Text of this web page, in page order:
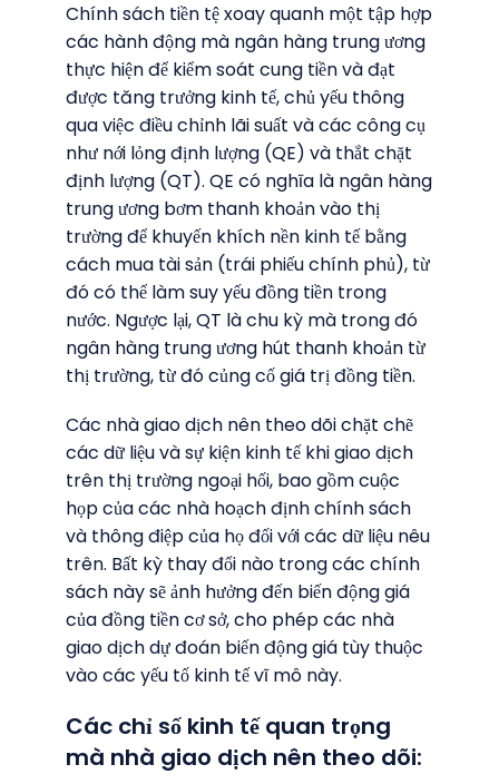
Chính sách tiền tệ xoay quanh một tập hợp
các hành động mà ngân hàng trung ương
thực hiện để kiểm soát cung tiền và đạt
được tăng trưởng kinh tế, chủ yếu thông
qua việc điều chỉnh lãi suất và các công cụ
như nới lỏng định lượng (QE) và thắt chặt
định lượng (QT). QE có nghĩa là ngân hàng
trung ương bơm thanh khoản vào thị
trường để khuyến khích nền kinh tế bằng
cách mua tài sản (trái phiếu chính phủ), từ
đó có thể làm suy yếu đồng tiền trong
nước. Ngược lại, QT là chu kỳ mà trong đó
ngân hàng trung ương hút thanh khoản từ
thị trường, từ đó củng cố giá trị đồng tiền.
Các nhà giao dịch nên theo dõi chặt chẽ
các dữ liệu và sự kiện kinh tế khi giao dịch
trên thị trường ngoại hối, bao gồm cuộc
họp của các nhà hoạch định chính sách
và thông điệp của họ đối với các dữ liệu nêu
trên. Bất kỳ thay đổi nào trong các chính
sách này sẽ ảnh hưởng đến biến động giá
của đồng tiền cơ sở, cho phép các nhà
giao dịch dự đoán biến động giá tùy thuộc
vào các yếu tố kinh tế vĩ mô này.
Các chỉ số kinh tế quan trọng
mà nhà giao dịch nên theo dõi: